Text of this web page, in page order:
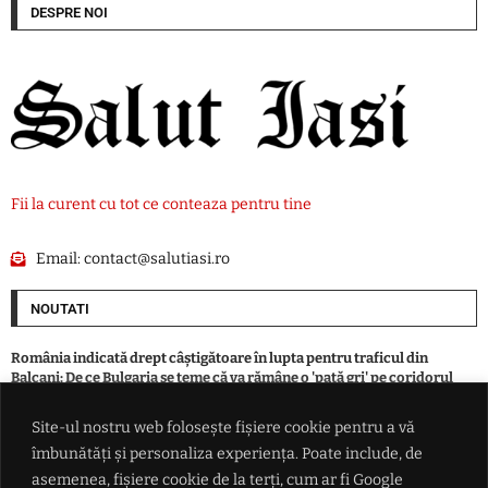
Site-ul nostru web folosește fișiere cookie pentru a vă
îmbunătăți și personaliza experiența. Poate include, de
asemenea, fișiere cookie de la terți, cum ar fi Google
DESPRE NOI
Fii la curent cu tot ce conteaza pentru tine
Email:contact@salutiasi.ro
NOUTATI
România indicată drept câștigătoare în lupta pentru traficul din
Balcani: De ce Bulgaria se teme că va rămâne o 'pată gri' pe coridorul
Dinamo București a fost învinsă de Sporting Lisabona în primul amical
din Portugalia